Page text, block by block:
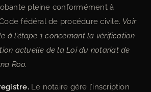
pleine conformément à
fédéral de procédure civile. Voir
à l’étape 1 concernant la vérification
actuelle de la Loi du notariat de
Roo.
Le notaire gère l’inscription